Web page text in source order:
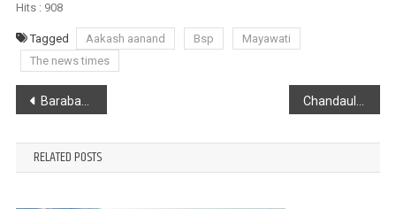
Hits : 908
Tagged Aakash aanand Bsp
Mayawati
The news times
Post
navigation
Barabanki : ट्रेनों के रूट डायवर्जन से यात्री परेशान, यात्रियों ने किया हंगामा
RELATED POSTS